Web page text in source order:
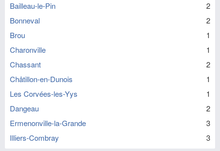
Bailleau-le-Pin
2
Bonneval
2
Brou
1
Charonville
1
Chassant
2
Châtillon-en-Dunois
1
Les Corvées-les-Yys
1
Dangeau
2
Ermenonville-la-Grande
3
Illiers-Combray
3